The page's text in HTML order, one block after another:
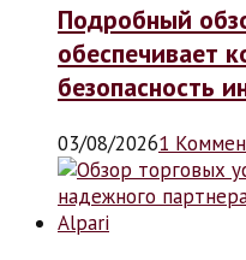
Подробный
обеспечивает
безопасность
03/08/20261